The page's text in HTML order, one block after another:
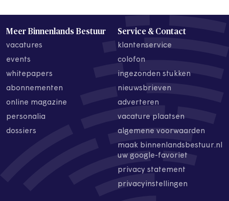
Meer Binnenlands Bestuur
vacatures
events
whitepapers
abonnementen
online magazine
personalia
dossiers
Service & Contact
klantenservice
colofon
ingezonden stukken
nieuwsbrieven
adverteren
vacature plaatsen
algemene voorwaarden
maak binnenlandsbestuur.nl
uw google-favoriet
privacy statement
privacyinstellingen